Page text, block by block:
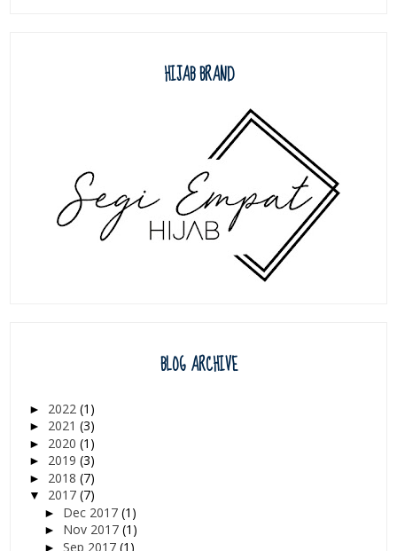
HIJAB BRAND
BLOG ARCHIVE
► 2022(1)
► 2021(3)
► 2020(1)
► 2019(3)
► 2018(7)
▼ 2017(7)
► Dec 2017 (1)
► Nov 2017 (1)
► Sep 2017 (1)